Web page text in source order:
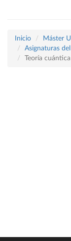
Inicio
Máster
Asignaturas
Teoría